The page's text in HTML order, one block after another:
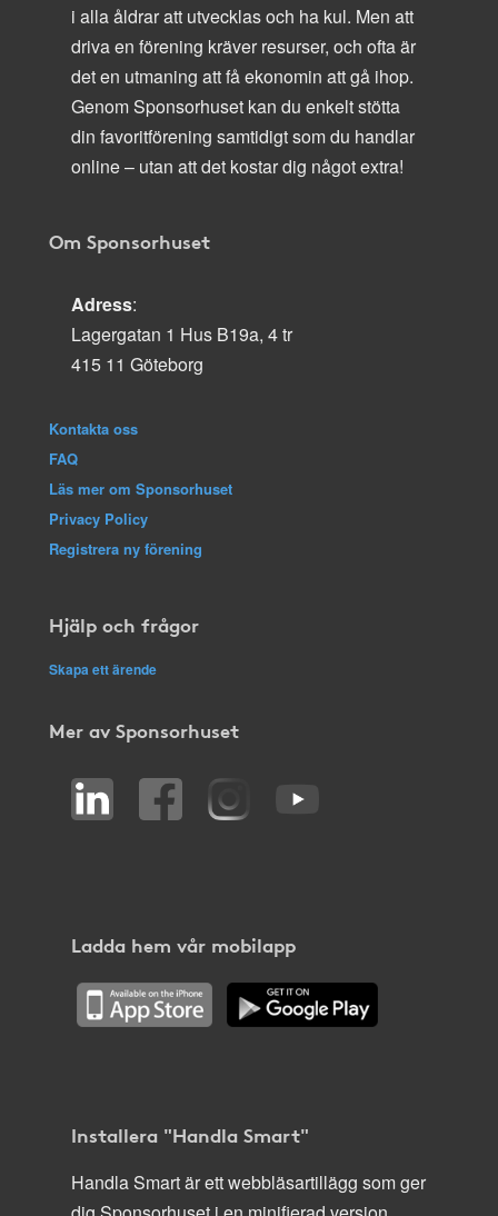
i alla åldrar att utvecklas och ha kul. Men att
driva en förening kräver resurser, och ofta är
det en utmaning att få ekonomin att gå ihop.
Genom Sponsorhuset kan du enkelt stötta
din favoritförening samtidigt som du handlar
online – utan att det kostar dig något extra!
Om Sponsorhuset
Adress:
Lagergatan 1 Hus B19a, 4 tr
415 11 Göteborg
Kontakta oss
FAQ
Läs mer om Sponsorhuset
Privacy Policy
Registrera ny förening
Hjälp och frågor
Skapa ett ärende
Mer av Sponsorhuset
Ladda hem vår mobilapp
Installera "Handla Smart"
Handla Smart är ett webbläsartillägg som ger